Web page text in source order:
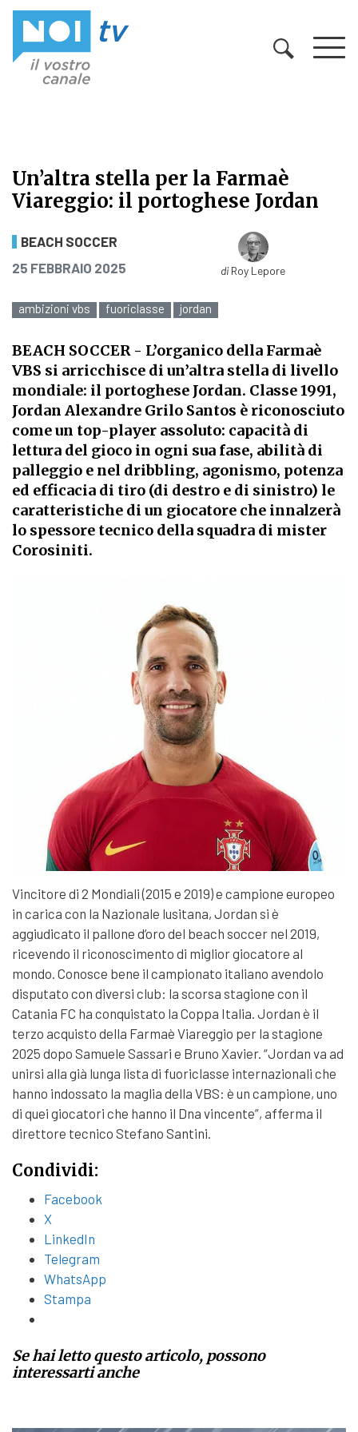
Un’altra stella per la Farmaè
Viareggio: il portoghese Jordan
Un’altra stella per la Farmaè
BEACH SOCCER
PUBBLICATO IL
25 FEBBRAIO 2025 diRoy Lepore
ambizioni vbs fuoriclasse jordan
BEACH SOCCER- L’organico della Farmaè
VBS si arricchisce di un’altra stella di livello
mondiale: il portoghese Jordan. Classe 1991,
Jordan Alexandre Grilo Santos è riconosciuto
come un top-player assoluto: capacità di
lettura del gioco in ogni sua fase, abilità di
palleggio e nel dribbling, agonismo, potenza
ed efficacia di tiro (di destro e di sinistro) le
caratteristiche di un giocatore che innalzerà
lo spessore tecnico della squadra di mister
Corosiniti.
Vincitore di 2 Mondiali (2015 e 2019) e campione europeo
in carica con la Nazionale lusitana, Jordan si è
aggiudicato il pallone d’oro del beach soccer nel 2019,
ricevendo il riconoscimento di miglior giocatore al
mondo. Conosce bene il campionato italiano avendolo
disputato con diversi club: la scorsa stagione con il
Catania FC ha conquistato la Coppa Italia. Jordan è il
terzo acquisto della Farmaè Viareggio per la stagione
2025 dopo Samuele Sassari e Bruno Xavier. “Jordan va ad
unirsi alla già lunga lista di fuoriclasse internazionali che
hanno indossato la maglia della VBS: è un campione, uno
di quei giocatori che hanno il Dna vincente”, afferma il
direttore tecnico Stefano Santini.
Condividi:
Facebook
X
LinkedIn
Telegram
WhatsApp
Stampa
Se hai letto questo articolo, possono
interessarti anche